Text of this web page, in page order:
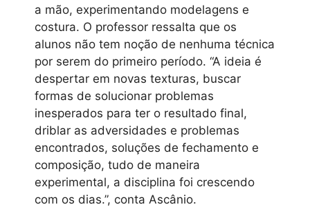
a mão, experimentando modelagens e
costura. O professor ressalta que os
alunos não tem noção de nenhuma técnica
por serem do primeiro período. “A ideia é
despertar em novas texturas, buscar
formas de solucionar problemas
inesperados para ter o resultado final,
driblar as adversidades e problemas
encontrados, soluções de fechamento e
composição, tudo de maneira
experimental, a disciplina foi crescendo
com os dias.”, conta Ascânio.